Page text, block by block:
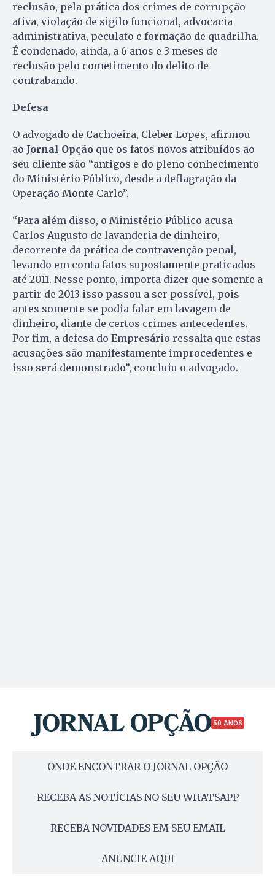
reclusão, pela prática dos crimes de corrupção
ativa, violação de sigilo funcional, advocacia
administrativa, peculato e formação de quadrilha.
É condenado, ainda, a 6 anos e 3 meses de
reclusão pelo cometimento do delito de
contrabando.
Defesa
O advogado de Cachoeira, Cleber Lopes, afirmou
ao Jornal Opção que os fatos novos atribuídos ao
seu cliente são “antigos e do pleno conhecimento
do Ministério Público, desde a deflagração da
Operação Monte Carlo”.
“Para além disso, o Ministério Público acusa
Carlos Augusto de lavanderia de dinheiro,
decorrente da prática de contravenção penal,
levando em conta fatos supostamente praticados
até 2011. Nesse ponto, importa dizer que somente a
partir de 2013 isso passou a ser possível, pois
antes somente se podia falar em lavagem de
dinheiro, diante de certos crimes antecedentes.
Por fim, a defesa do Empresário ressalta que estas
acusações são manifestamente improcedentes e
isso será demonstrado”, concluiu o advogado.
50 ANOS
ONDE ENCONTRAR O JORNAL OPÇÃO
RECEBA AS NOTÍCIAS NO SEU WHATSAPP
RECEBA NOVIDADES EM SEU EMAIL
ANUNCIE AQUI